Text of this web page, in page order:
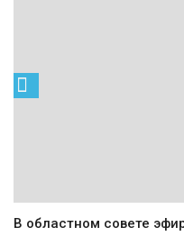
В областном совете